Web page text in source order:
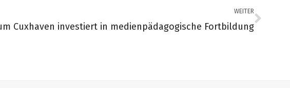
WEITER
Cuxhaven investiert in medienpädagogische Fortbildung